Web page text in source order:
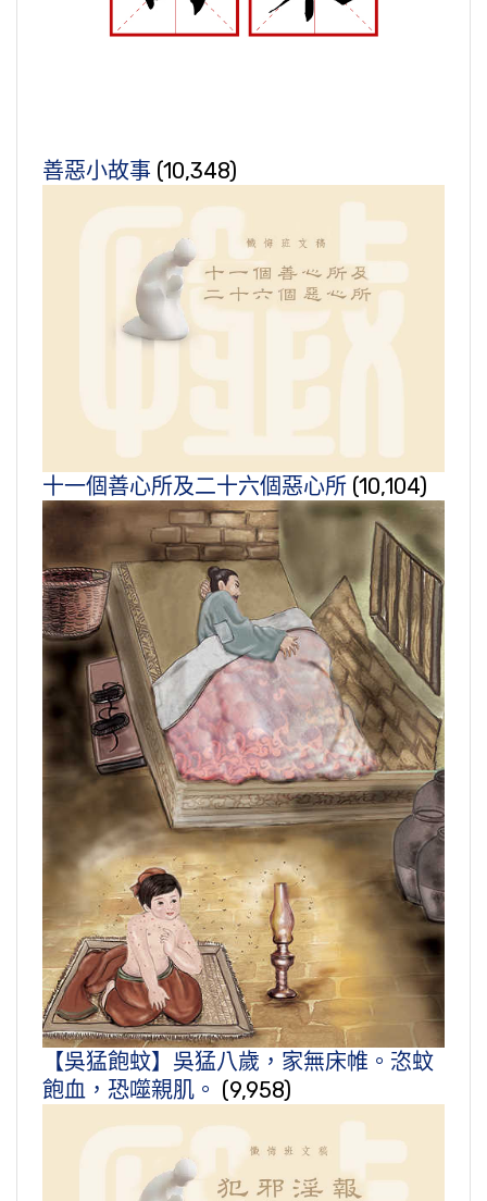
善惡小故事 (10,348)
十一個善心所及二十六個惡心所 (10,104)
【吳猛飽蚊】吳猛八歲，家無床帷。恣蚊
飽血，恐噬親肌。 (9,958)